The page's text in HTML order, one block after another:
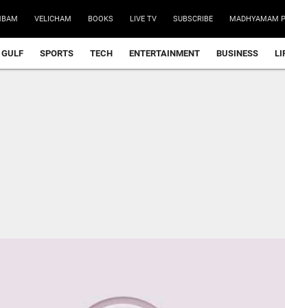
VELICHAM BOOKS LIVE TV SUBSCRIBE MADHYAMAM
GULF SPORTS TECH ENTERTAINMENT BUSINESS